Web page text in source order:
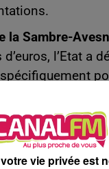
la Sambre-
l’Etat a
ont été isolées
électrique, la
de nouveaux
vie privée est